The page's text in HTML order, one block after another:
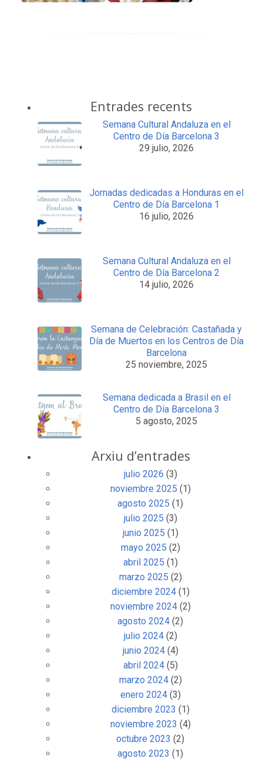
Entrades recents
Semana Cultural Andaluza en el
Centro de Día Barcelona 3
29 julio, 2026
Jornadas dedicadas a Honduras en el
Centro de Día Barcelona 1
16 julio, 2026
Semana Cultural Andaluza en el
Centro de Día Barcelona 2
14 julio, 2026
Semana de Celebración: Castañada y
Día de Muertos en los Centros de Día
Barcelona
25 noviembre, 2025
Semana dedicada a Brasil en el
Centro de Día Barcelona 3
5 agosto, 2025
Arxiu d’entrades
julio 2026 (3)
noviembre 2025 (1)
agosto 2025 (1)
julio 2025 (3)
junio 2025 (1)
mayo 2025 (2)
abril 2025 (1)
marzo 2025 (2)
diciembre 2024(1)
noviembre 2024(2)
agosto 2024 (2)
julio 2024(2)
junio 2024(4)
abril 2024(5)
marzo 2024(2)
enero 2024(3)
diciembre 2023 (1)
noviembre 2023 (4)
octubre 2023 (2)
agosto 2023 (1)